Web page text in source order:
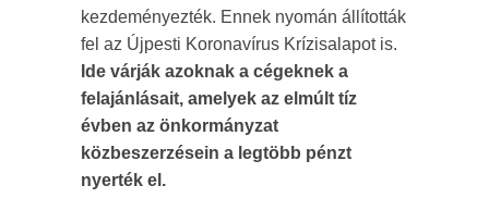
kezdeményezték. Ennek nyomán állították
fel az Újpesti Koronavírus Krízisalapot is.
Ide várják azoknak a cégeknek a
felajánlásait, amelyek az elmúlt tíz
évben az önkormányzat
közbeszerzésein a legtöbb pénzt
nyerték el.